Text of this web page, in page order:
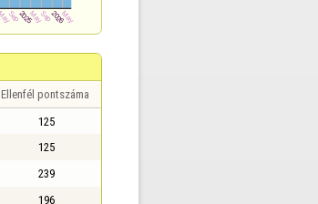
Ellenfél pontszáma
125
125
239
196